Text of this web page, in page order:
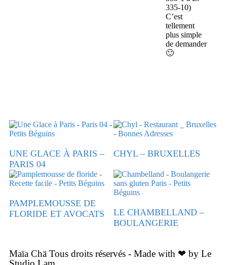
335-10)
C’est
tellement
plus simple
de demander
🙂
UNE GLACE À PARIS –
PARIS 04
CHYL – BRUXELLES
PAMPLEMOUSSE DE
FLORIDE ET AVOCATS
LE CHAMBELLAND –
BOULANGERIE
Maïa Chä Tous droits réservés - Made with ❤ by Le